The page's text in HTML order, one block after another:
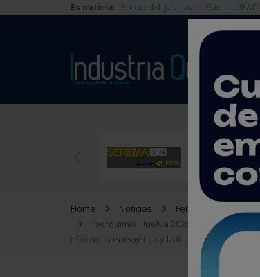
Es noticia: Precio del gas Javier García IUPAC
Home Noticias
Ferias y Congresos
Iberquimia Huelva 2026: el gran foro
eficiencia energética y la Industria 4.0